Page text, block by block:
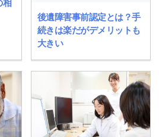
相
後遺障害事前認定とは？手
続きは楽だがデメリットも
大きい